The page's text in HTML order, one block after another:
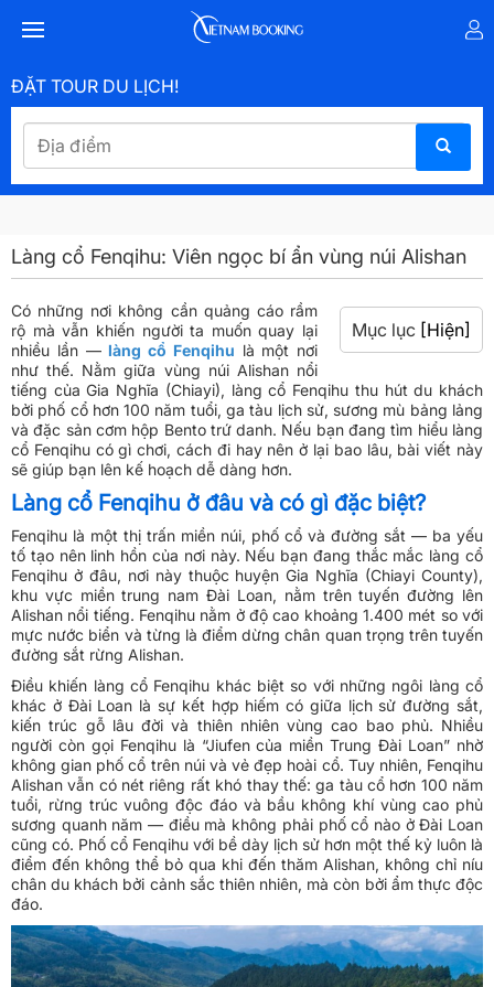
ĐẶT TOUR DU LỊCH!
Làng cổ Fenqihu: Viên ngọc bí ẩn vùng núi Alishan
Mục lục [Hiện]
Có những nơi không cần quảng cáo rầm
rộ mà vẫn khiến người ta muốn quay lại
nhiều lần —làng cổ Fenqihu là một nơi
như thế. Nằm giữa vùng núi Alishan nổi
tiếng của Gia Nghĩa (Chiayi), làng cổ Fenqihu thu hút du khách
bởi phố cổ hơn 100 năm tuổi, ga tàu lịch sử, sương mù bảng lảng
và đặc sản cơm hộp Bento trứ danh. Nếu bạn đang tìm hiểu làng
cổ Fenqihu có gì chơi, cách đi hay nên ở lại bao lâu, bài viết này
sẽ giúp bạn lên kế hoạch dễ dàng hơn.
Làng cổ Fenqihu ở đâu và có gì đặc biệt?
Fenqihu là một thị trấn miền núi, phố cổ và đường sắt — ba yếu
tố tạo nên linh hồn của nơi này. Nếu bạn đang thắc mắc làng cổ
Fenqihu ở đâu, nơi này thuộc huyện Gia Nghĩa (Chiayi County),
khu vực miền trung nam Đài Loan, nằm trên tuyến đường lên
Alishan nổi tiếng. Fenqihu nằm ở độ cao khoảng 1.400 mét so với
mực nước biển và từng là điểm dừng chân quan trọng trên tuyến
đường sắt rừng Alishan.
Điều khiến làng cổ Fenqihu khác biệt so với những ngôi làng cổ
khác ở Đài Loan là sự kết hợp hiếm có giữa lịch sử đường sắt,
kiến trúc gỗ lâu đời và thiên nhiên vùng cao bao phủ. Nhiều
người còn gọi Fenqihu là “Jiufen của miền Trung Đài Loan” nhờ
không gian phố cổ trên núi và vẻ đẹp hoài cổ. Tuy nhiên, Fenqihu
Alishan vẫn có nét riêng rất khó thay thế: ga tàu cổ hơn 100 năm
tuổi, rừng trúc vuông độc đáo và bầu không khí vùng cao phủ
sương quanh năm — điều mà không phải phố cổ nào ở Đài Loan
cũng có. Phố cổ Fenqihu với bề dày lịch sử hơn một thế kỷ luôn là
điểm đến không thể bỏ qua khi đến thăm Alishan, không chỉ níu
chân du khách bởi cảnh sắc thiên nhiên, mà còn bởi ẩm thực độc
đáo.